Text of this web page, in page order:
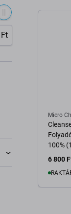
Ft
Micro
100%
6 800